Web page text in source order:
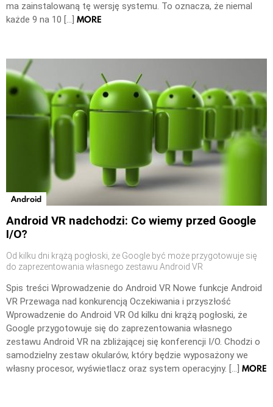
ma zainstalowaną tę wersję systemu. To oznacza, że niemal
każde 9 na 10 […] MORE
Android
Android VR nadchodzi: Co wiemy przed Google
I/O?
Od kilku dni krążą pogłoski, że Google być może przygotowuje się
do zaprezentowania własnego zestawu Android VR
Spis treści Wprowadzenie do Android VR Nowe funkcje Android
VR Przewaga nad konkurencją Oczekiwania i przyszłość
Wprowadzenie do Android VR Od kilku dni krążą pogłoski, że
Google przygotowuje się do zaprezentowania własnego
zestawu Android VR na zbliżającej się konferencji I/O. Chodzi o
samodzielny zestaw okularów, który będzie wyposażony we
własny procesor, wyświetlacz oraz system operacyjny. […] MORE